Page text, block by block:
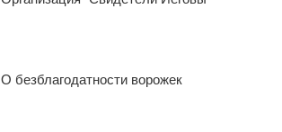
О безблагодатности ворожек